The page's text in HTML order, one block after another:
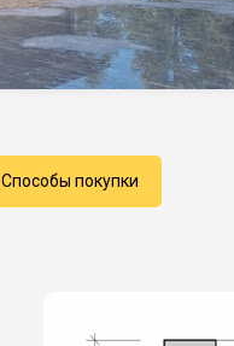
Способы покупки